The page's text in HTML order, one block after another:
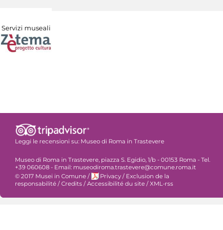
Servizi museali
Leggi le recensioni su: Museo di Roma in Trastevere
Museo di Roma in Trastevere, piazza S. Egidio, 1/b - 00153 Roma - Tel.
+39 060608 - Email: museodiroma.trastevere@comune.roma.it
© 2017 Musei in Comune / Privacy / Exclusion de la
responsabilité / Credits / Accessibilité du site / XML-rss